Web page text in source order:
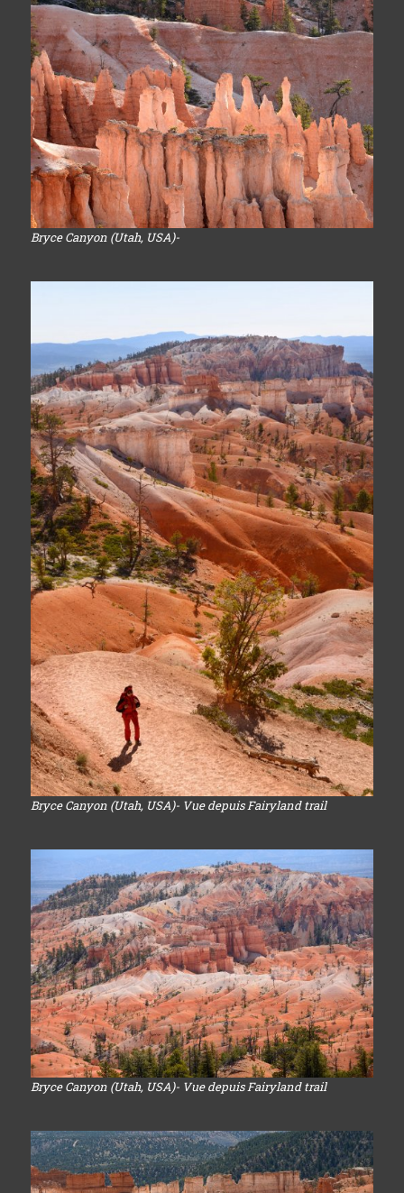
Bryce Canyon (Utah, USA)-
Bryce Canyon (Utah, USA)- Vue depuis Fairyland trail
Bryce Canyon (Utah, USA)- Vue depuis Fairyland trail